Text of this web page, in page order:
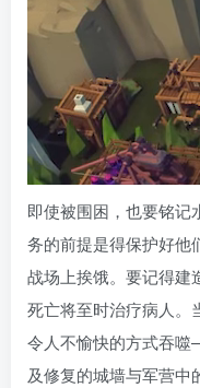
即使被围困，也要铭记
务的前提是得保护好他
战场上挨饿。要记得建
死亡将至时治疗病人。
令人不愉快的方式吞
及修复的城墙与军营